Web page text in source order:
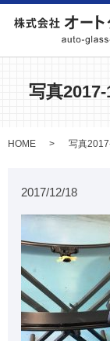
写真
HOME 写真
2017/12/18